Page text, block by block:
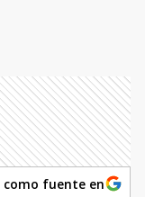
como fuente en